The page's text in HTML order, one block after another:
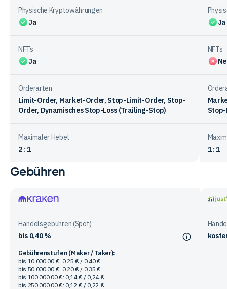
Physische Kryptowährungen
Ja
Ja
NFTs
Ja
NFTs
Orderarten
Limit-Order, Market-Order, Stop-Limit-Order, Stop-
Order, Dynamisches Stop-Loss (Trailing-Stop)
Maximaler Hebel
2 : 1
1 : 1
Vergleichstabelle
Handelsangebot
bei
Anbietern
Gebühren
Handelsgebühren (Spot)
bis 0,40 %
Gebührenstufen (Maker / Taker):
bis 10.000,00 €: 0,25 € / 0,40 €
bis 50.000,00 €: 0,20 € / 0,35 €
bis 100.000,00 €: 0,14 € / 0,24 €
bis 250.000,00 €: 0,12 € / 0,22 €